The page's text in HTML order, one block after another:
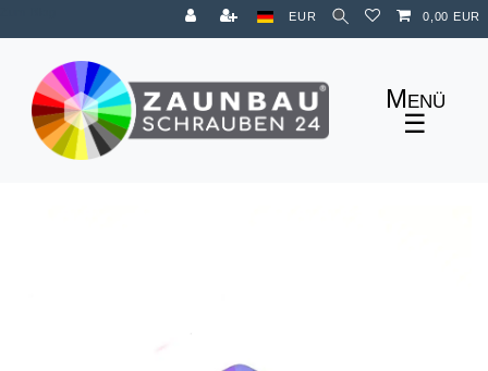
EUR 0,00 EUR
☰